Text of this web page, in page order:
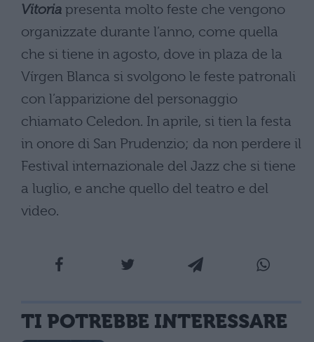
Vitoria presenta molto feste che vengono
organizzate durante l’anno, come quella
che si tiene in agosto, dove in plaza de la
Vírgen Blanca si svolgono le feste patronali
con l’apparizione del personaggio
chiamato Celedon. In aprile, si tien la festa
in onore di San Prudenzio; da non perdere il
Festival internazionale del Jazz che si tiene
a luglio, e anche quello del teatro e del
video.
TI POTREBBE INTERESSARE